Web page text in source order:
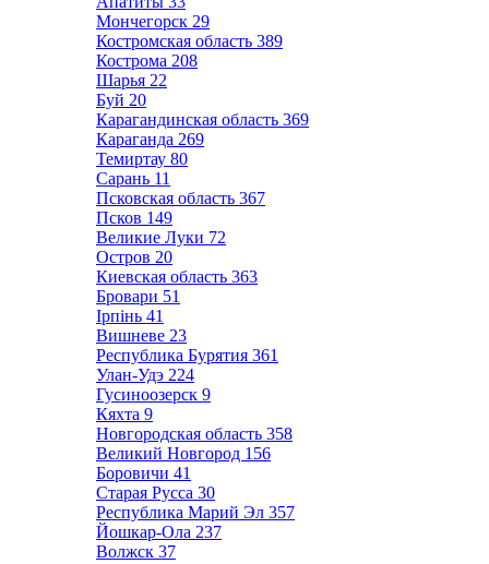
Мончегорск 29
Костромская область 389
Кострома 208
Шарья 22
Буй 20
Карагандинская область 369
Караганда 269
Темиртау 80
Сарань 11
Псковская область 367
Псков 149
Великие Луки 72
Остров 20
Киевская область 363
Бровари 51
Ірпінь 41
Вишневе 23
Республика Бурятия 361
Улан-Удэ 224
Гусиноозерск 9
Кяхта 9
Новгородская область 358
Великий Новгород 156
Боровичи 41
Старая Русса 30
Республика Марий Эл 357
Йошкар-Ола 237
Волжск 37